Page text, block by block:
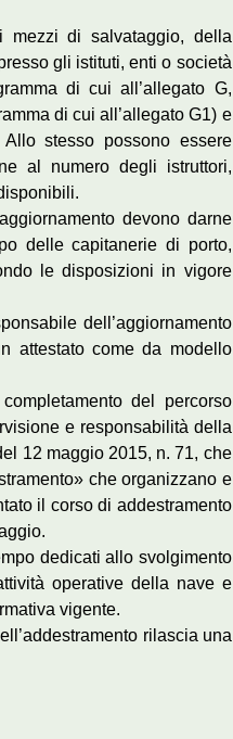
i mezzi di salvataggio, della
gli istituti, enti o società
di cui all’allegato G,
di cui all’allegato G1) e
stesso possono essere
al numero degli istruttori,
devono darne
delle capitanerie di porto,
le disposizioni in vigore
dell’aggiornamento
attestato come da modello
del percorso
e responsabilità della
12 maggio 2015, n. 71, che
che organizzano e
il corso di addestramento
dedicati allo svolgimento
operative della nave e
vigente.
rilascia una